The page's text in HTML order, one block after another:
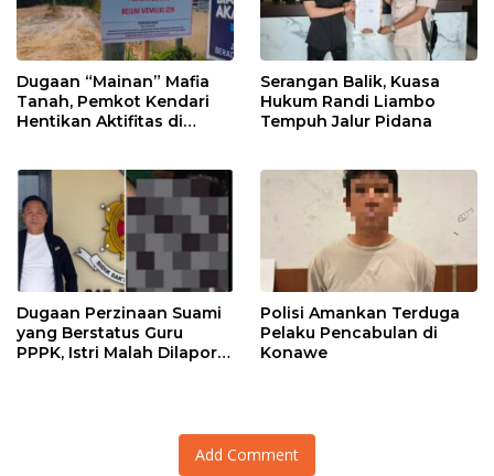
Dugaan “Mainan” Mafia
Tanah, Pemkot Kendari
Hentikan Aktifitas di
Serangan Balik, Kuasa
Hukum Randi Liambo
Tempuh Jalur Pidana
Dugaan Perzinaan Suami
yang Berstatus Guru
PPPK, Istri Malah Dilapor
Polisi Amankan Terduga
Pelaku Pencabulan di
Konawe
Add Comment